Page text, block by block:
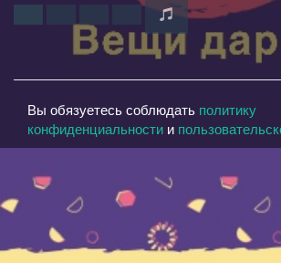
Вы обязуетесь соблюдать политику
конфиденциальности и